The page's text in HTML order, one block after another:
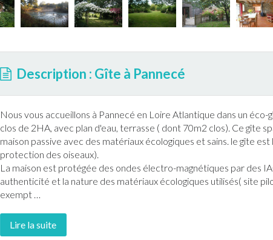
Description : Gîte à Pannecé
Nous vous accueillons à Pannecé en Loire Atlantique dans un éco-
clos de 2HA, avec plan d'eau, terrasse ( dont 70m2 clos). Ce gîte
maison passive avec des matériaux écologiques et sains. le gîte est
protection des oiseaux).
La maison est protégée des ondes électro-magnétiques par des
authenticité et la nature des matériaux écologiques utilisés( site
exempt …
Lire la suite